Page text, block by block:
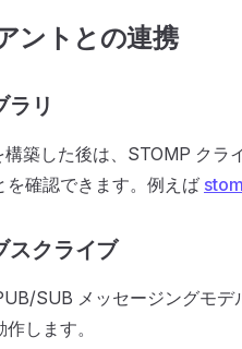
ントとの連携
ラリ
築した後は、STOMP クラ
を確認できます。例えば
スクライブ
SUB メッセージングモ
します。